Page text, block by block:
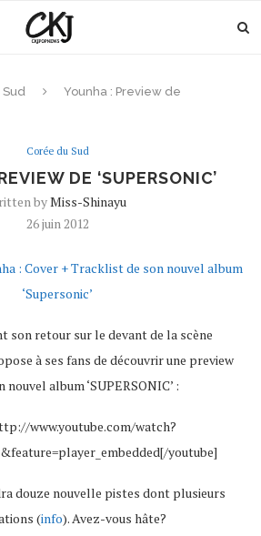
Sud
Younha : Preview de
Corée du Sud
DE ‘SUPERSONIC’
byMiss-Shinayu
26 juin 2012
: Cover + Tracklist de son nouvel album
‘Supersonic’
son retour sur le devant de la scène
à ses fans de découvrir une preview
nouvel album ‘SUPERSONIC’ :
www.youtube.com/watch?
youtube]
douze nouvelle pistes dont plusieurs
(info). Avez-vous hâte?